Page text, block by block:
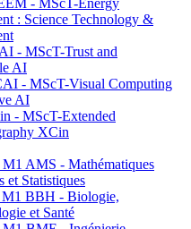
- MScT-Energy
: Science Technology &
- MScT-Trust and
AI
- MScT-Visual Computing
AI
- MScT-Extended
XCin
AMS - Mathématiques
et Statistiques
BBH - Biologie,
et Santé